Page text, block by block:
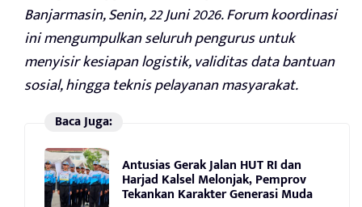
Banjarmasin, Senin, 22 Juni 2026. Forum koordinasi
ini mengumpulkan seluruh pengurus untuk
menyisir kesiapan logistik, validitas data bantuan
sosial, hingga teknis pelayanan masyarakat.
Baca Juga:
Antusias Gerak Jalan HUT RI dan
Harjad Kalsel Melonjak, Pemprov
Tekankan Karakter Generasi Muda